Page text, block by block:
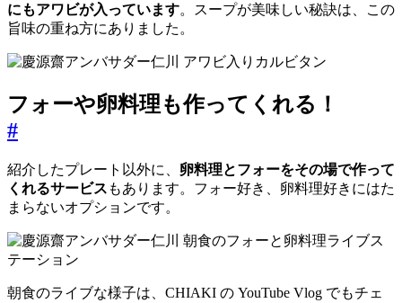
にもアワビが入っています。スープが美味しい秘訣は、この
旨味の重ね方にありました。
フォーや卵料理も作ってくれる！
#
紹介したプレート以外に、 卵料理とフォーをその場で作って
くれるサービス もあります。フォー好き、卵料理好きにはた
まらないオプションです。
朝食のライブな様子は、CHIAKI の YouTube Vlog でもチェ